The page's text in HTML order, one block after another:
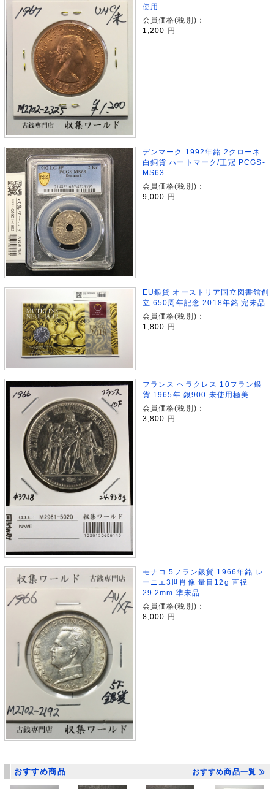
使用
会員価格(税別)：
1,200
円
デンマーク 1992年銘 2クローネ
白銅貨 ハートマーク/王冠 PCGS-
MS63
会員価格(税別)：
9,000 円
EU銀貨 オーストリア国立図書館創
立 650周年記念 2018年銘 完未品
会員価格(税別)：
1,800 円
フランス ヘラクレス 10フラン銀
貨 1965年 銀900 未使用極美
会員価格(税別)：
3,800
円
モナコ 5フラン銀貨 1966年銘 レ
ーニエ3世肖像 量目12g 直径
29.2mm 準未品
会員価格(税別)：
8,000 円
おすすめ商品 おすすめ商品一覧